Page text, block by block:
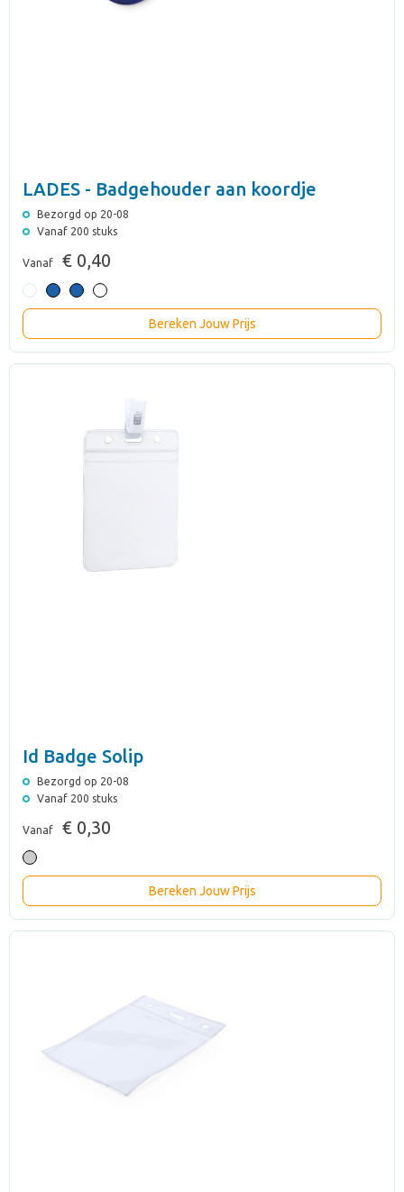
LADES - Badgehouder aan koordje
Bezorgd op 20-08
Vanaf 200 stuks
Vanaf € 0,40
Bereken Jouw Prijs
Id Badge Solip
Bezorgd op 20-08
Vanaf 200 stuks
Vanaf € 0,30
Bereken Jouw Prijs